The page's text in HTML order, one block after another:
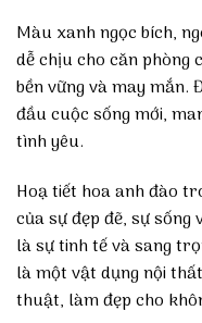
Màu xanh ngọc bích,
dễ chịu cho căn phòng
bền vững và may mắn.
đầu cuộc sống mới,
tình yêu.
Hoạ tiết hoa anh đào
của sự đẹp đẽ, sự
là sự tinh tế và sang
là một vật dụng nội
thuật, làm đẹp cho